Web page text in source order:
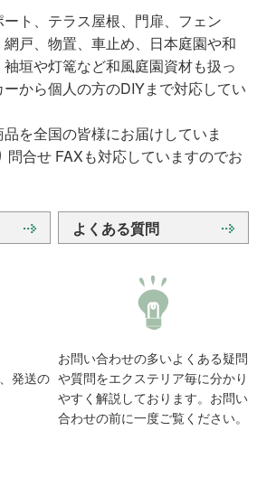
ト、テラス屋根、門扉、フェン
戸、物置、車止め、日本庭園や和
垣や灯篭など和風庭園資材も扱っ
から個人の方のDIYまで対応してい
を全国の皆様にお届けしていま
問合せ FAXも対応していますのでお
発送の
よくある質問
お問い合わせの多いよくある疑問
や質問をエクステリア毎に分かり
やすく解説しております。お問い
合わせの前に一度ご覧ください。